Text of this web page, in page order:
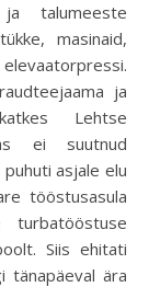
ja talumeeste
masinaid,
ja
Lehtse
ei suutnud
asjale elu
tööstusasula
Siis ehitati
ära